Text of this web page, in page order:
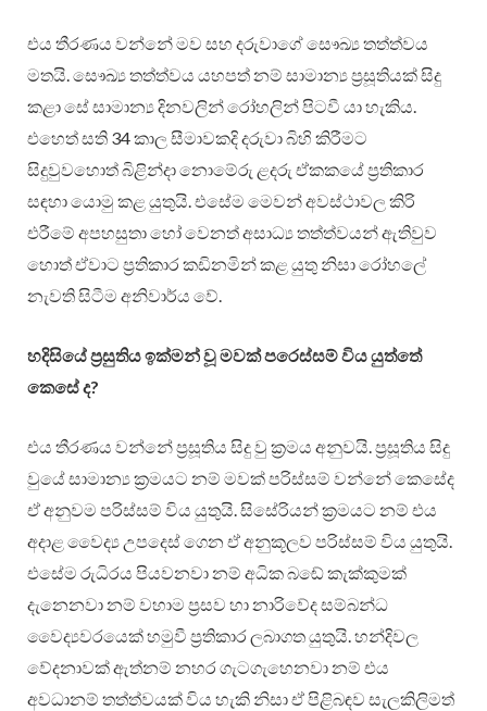
එය තීරණය වන්නේ මව සහ දරුවාගේ සෞඛ්‍ය තත්ත්වය
මතයි. සෞඛ්‍ය තත්ත්වය යහපත් නම් සාමාන්‍ය ප්‍රසූතියක් සිදු
කළා සේ සාමාන්‍ය දිනවලින් රෝහලින් පිටවී යා හැකිය.
එහෙත් සති 34 කාල සීමාවකදි දරුවා බිහි කිරීමට
සිදුවුවහොත් බිළින්දා නොමේරු ළදරු ඒකකයේ ප්‍රතිකාර
සඳහා යොමු කළ යුතුයි. එසේම මෙවන් අවස්ථාවල කිරි
එරීමේ අපහසුතා හෝ වෙනත් අසාධ්‍ය තත්ත්වයන් ඇතිවුව
හොත් ඒවාට ප්‍රතිකාර කඩිනමින් කළ යුතු නිසා රෝහලේ
නැවති සිටීම අනිවාර්ය වේ.
හදිසියේ ප්‍රසුතිය ඉක්මන් වූ මවක් පරෙස්සම් විය යුත්තේ
කෙසේ ද?
එය තීරණය වන්නේ ප්‍රසූතිය සිදු වු ක්‍රමය අනුවයි. ප්‍රසූතිය සිදු
වුයේ සාමාන්‍ය ක්‍රමයට නම් මවක් පරිස්සම් වන්නේ කෙසේද
ඒ අනුවම පරිස්සම් විය යුතුයි. සිසේරියන් ක්‍රමයට නම් එය
අදාළ වෛද්‍ය උපදෙස් ගෙන ඒ අනුකූලව පරිස්සම් විය යුතුයි.
එසේම රුධිරය පියවනවා නම් අධික බඬේ කැක්කුමක්
දැනෙනවා නම් වහාම ප්‍රසව හා නාරිවේද සම්බන්ධ
වෛද්‍යවරයෙක් හමුවී ප්‍රතිකාර ලබාගත යුතුයි. හන්දිවල
වේදනාවක් ඇත්නම් නහර ගැටගැහෙනවා නම් එය
අවධානම් තත්ත්වයක් විය හැකි නිසා ඒ පිළිබඳව සැලකිලිමත්